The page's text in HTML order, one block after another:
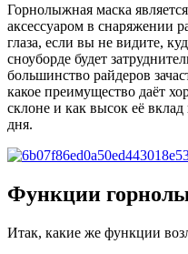
Горнолыжная маска
аксессуаром в снаряжении
глаза, если вы не видите,
сноуборде будет
большинство райдеров
какое преимущество даёт
склоне и как высок её
дня.
Функции
Итак, какие же функции